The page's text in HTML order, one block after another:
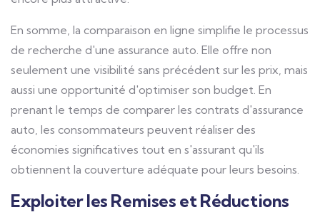
En somme, la comparaison en ligne simplifie le processus
de recherche d'une assurance auto. Elle offre non
seulement une visibilité sans précédent sur les prix, mais
aussi une opportunité d'optimiser son budget. En
prenant le temps de comparer les contrats d'assurance
auto, les consommateurs peuvent réaliser des
économies significatives tout en s'assurant qu'ils
obtiennent la couverture adéquate pour leurs besoins.
Exploiter les Remises et Réductions